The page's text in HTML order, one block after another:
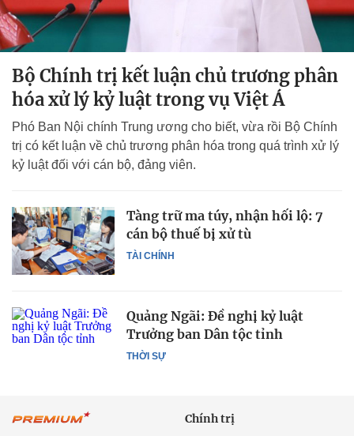
Bộ Chính trị kết luận chủ trương phân
hóa xử lý kỷ luật trong vụ Việt Á
Phó Ban Nội chính Trung ương cho biết, vừa rồi Bộ Chính
trị có kết luận về chủ trương phân hóa trong quá trình xử lý
kỷ luật đối với cán bộ, đảng viên.
TÀI CHÍNH
Tàng trữ ma túy, nhận hối lộ: 7
cán bộ thuế bị xử tù
THỜI SỰ
Quảng Ngãi: Đề nghị kỷ luật
Trưởng ban Dân tộc tỉnh
Chính trị